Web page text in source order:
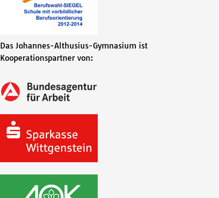
Das Johannes-Althusius-Gymnasium ist
Kooperationspartner von: